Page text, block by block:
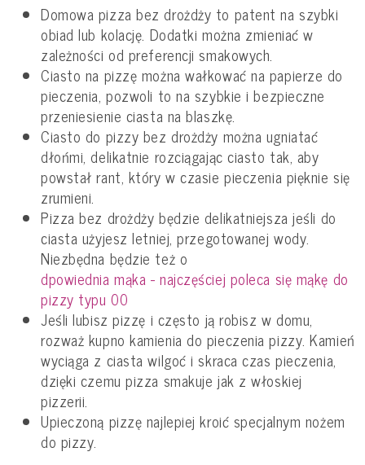
Domowa pizza bez drożdży to patent na szybki
obiad lub kolację. Dodatki można zmieniać w
zależności od preferencji smakowych.
Ciasto na pizzę można wałkować na papierze do
pieczenia, pozwoli to na szybkie i bezpieczne
przeniesienie ciasta na blaszkę.
Ciasto do pizzy bez drożdży można ugniatać
dłońmi, delikatnie rozciągając ciasto tak, aby
powstał rant, który w czasie pieczenia pięknie się
zrumieni.
Pizza bez drożdży będzie delikatniejsza jeśli do
ciasta użyjesz letniej, przegotowanej wody.
Niezbędna będzie też o
dpowiednia mąka - najczęściej poleca się mąkę do
pizzy typu 00
Jeśli lubisz pizzę i często ją robisz w domu,
rozważ kupno kamienia do pieczenia pizzy. Kamień
wyciąga z ciasta wilgoć i skraca czas pieczenia,
dzięki czemu pizza smakuje jak z włoskiej
pizzerii.
Upieczoną pizzę najlepiej kroić specjalnym nożem
do pizzy.